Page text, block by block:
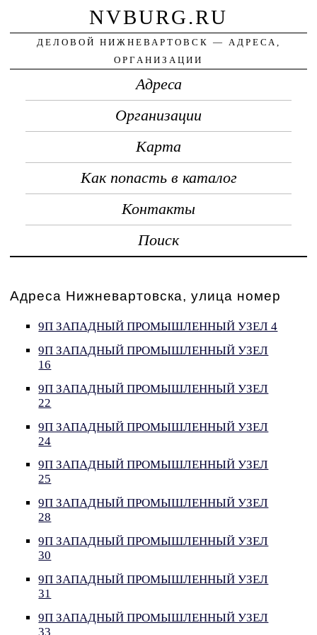
NVBURG.RU
ДЕЛОВОЙ НИЖНЕВАРТОВСК — АДРЕСА,
ОРГАНИЗАЦИИ
Адреса
Организации
Карта
Как попасть в каталог
Контакты
Поиск
Адреса Нижневартовска, улица номер
9П ЗАПАДНЫЙ ПРОМЫШЛЕННЫЙ УЗЕЛ 4
9П ЗАПАДНЫЙ ПРОМЫШЛЕННЫЙ УЗЕЛ
16
9П ЗАПАДНЫЙ ПРОМЫШЛЕННЫЙ УЗЕЛ
22
9П ЗАПАДНЫЙ ПРОМЫШЛЕННЫЙ УЗЕЛ
24
9П ЗАПАДНЫЙ ПРОМЫШЛЕННЫЙ УЗЕЛ
25
9П ЗАПАДНЫЙ ПРОМЫШЛЕННЫЙ УЗЕЛ
28
9П ЗАПАДНЫЙ ПРОМЫШЛЕННЫЙ УЗЕЛ
30
9П ЗАПАДНЫЙ ПРОМЫШЛЕННЫЙ УЗЕЛ
31
9П ЗАПАДНЫЙ ПРОМЫШЛЕННЫЙ УЗЕЛ
33